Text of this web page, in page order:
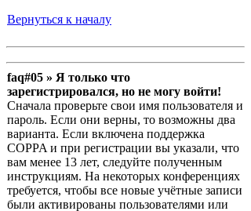
Вернуться к началу
faq#05 » Я только что
зарегистрировался, но не могу войти!
Сначала проверьте свои имя пользователя и
пароль. Если они верны, то возможны два
варианта. Если включена поддержка
COPPA и при регистрации вы указали, что
вам менее 13 лет, следуйте полученным
инструкциям. На некоторых конференциях
требуется, чтобы все новые учётные записи
были активированы пользователями или